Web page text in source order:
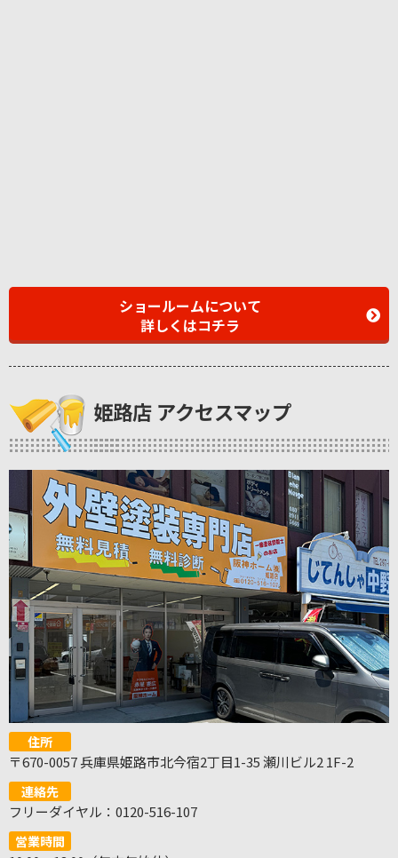
ショールームについて
詳しくはコチラ
姫路店 アクセスマップ
住所
〒670-0057 兵庫県姫路市北今宿2丁目1-35 瀬川ビル2 1F-2
連絡先
フリーダイヤル：0120-516-107
営業時間